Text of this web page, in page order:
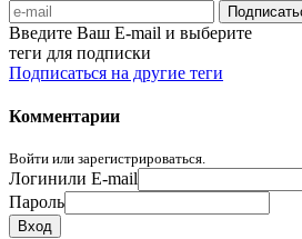
Введите Ваш E-mail и выберите
теги для подписки
Подписаться на другие теги
Комментарии
Войти или зарегистрироваться.
Логинили E-mail
Пароль